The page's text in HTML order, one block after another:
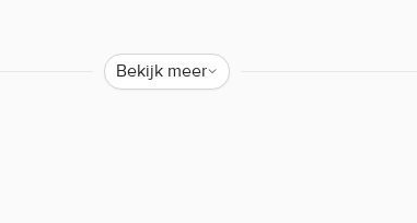
Bomb Male?
bij voorkeur met voedsel. Voor optimaal resultaat
Bekijk meer